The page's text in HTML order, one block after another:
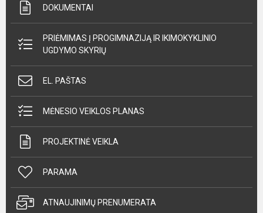
DOKUMENTAI
PRIĖMIMAS Į PROGIMNAZIJĄ IR IKIMOKYKLINIO
UGDYMO SKYRIŲ
EL. PAŠTAS
MĖNESIO VEIKLOS PLANAS
PROJEKTINĖ VEIKLA
PARAMA
ATNAUJINIMŲ PRENUMERATA